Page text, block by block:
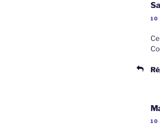
10
10